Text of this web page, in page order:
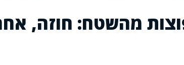
מהשטח: חוזה,